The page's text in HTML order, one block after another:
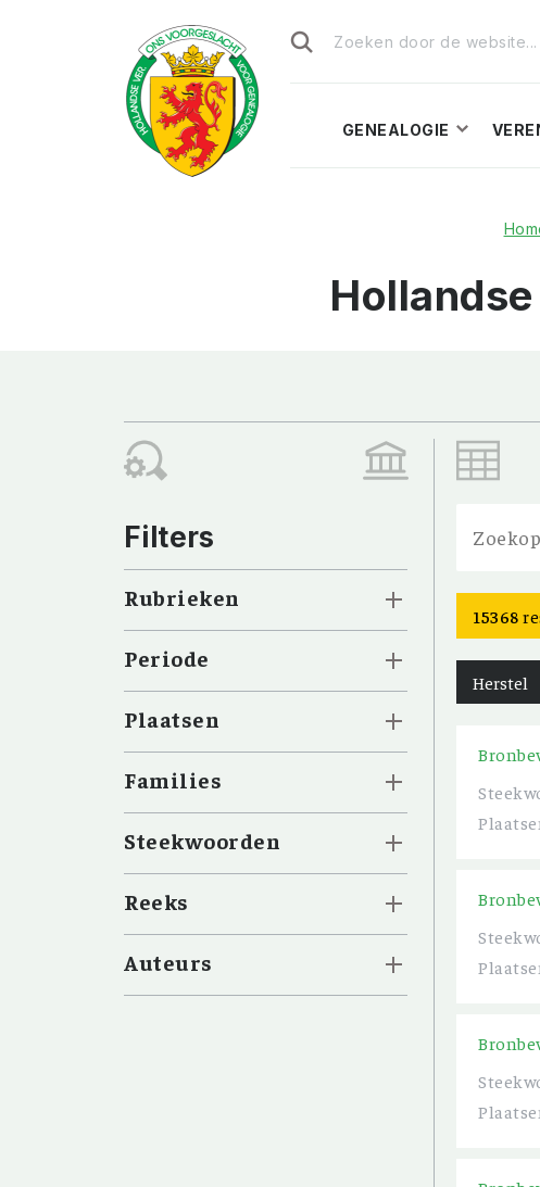
naar:
GENEALOGIE
Filters
Rubrieken
Periode
Plaatsen
Families
Steekwoorden
Reeks
Auteurs
15368
Herstel